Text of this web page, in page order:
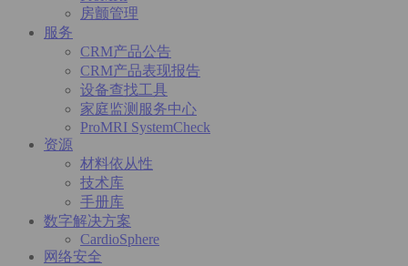
房颤管理
服务
CRM产品公告
CRM产品表现报告
设备查找工具
家庭监测服务中心
ProMRI SystemCheck
资源
材料依从性
技术库
手册库
数字解决方案
CardioSphere
网络安全